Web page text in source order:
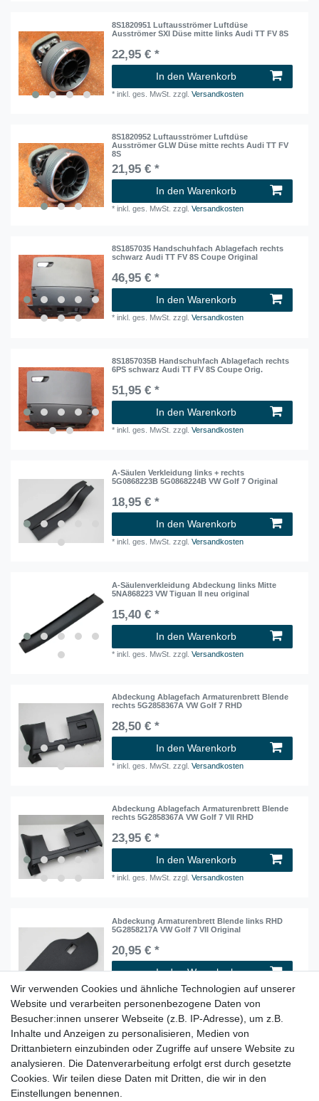
8S1820951 Luftausströmer Luftdüse
Ausströmer SXI Düse mitte links Audi TT FV 8S
22,95 € *
In den Warenkorb
*inkl. ges. MwSt. zzgl.Versandkosten
8S1820952 Luftausströmer Luftdüse
Ausströmer GLW Düse mitte rechts Audi TT FV
8S
21,95 € *
In den Warenkorb
*inkl. ges. MwSt. zzgl.Versandkosten
8S1857035 Handschuhfach Ablagefach rechts
schwarz Audi TT FV 8S Coupe Original
46,95 € *
In den Warenkorb
*inkl. ges. MwSt. zzgl.Versandkosten
8S1857035B Handschuhfach Ablagefach rechts
6PS schwarz Audi TT FV 8S Coupe Orig.
51,95 € *
In den Warenkorb
*inkl. ges. MwSt. zzgl.Versandkosten
A-Säulen Verkleidung links + rechts
5G0868223B 5G0868224B VW Golf 7 Original
18,95 € *
In den Warenkorb
*inkl. ges. MwSt. zzgl.Versandkosten
A-Säulenverkleidung Abdeckung links Mitte
5NA868223 VW Tiguan II neu original
15,40 € *
In den Warenkorb
*inkl. ges. MwSt. zzgl.Versandkosten
Abdeckung Ablagefach Armaturenbrett Blende
rechts 5G2858367A VW Golf 7 RHD
28,50 € *
In den Warenkorb
*inkl. ges. MwSt. zzgl.Versandkosten
Abdeckung Ablagefach Armaturenbrett Blende
rechts 5G2858367A VW Golf 7 VII RHD
23,95 € *
In den Warenkorb
*inkl. ges. MwSt. zzgl.Versandkosten
Abdeckung Armaturenbrett Blende links RHD
5G2858217A VW Golf 7 VII Original
20,95 € *
In den Warenkorb
*inkl. ges. MwSt.zzgl.Versandkosten
Abdeckung Armaturenbrett Blende rechts RHD
5G0858218 VW Golf 7 VII Original
19,50 € *
In den Warenkorb
Wir verwenden Cookies und ähnliche Technologien auf unserer
Website und verarbeiten personenbezogene Daten von
Besucher:innen unserer Webseite (z.B. IP-Adresse), um z.B.
Inhalte und Anzeigen zu personalisieren, Medien von
Drittanbietern einzubinden oder Zugriffe auf unsere Website zu
analysieren. Die Datenverarbeitung erfolgt erst durch gesetzte
Cookies. Wir teilen diese Daten mit Dritten, die wir in den
Einstellungen benennen.